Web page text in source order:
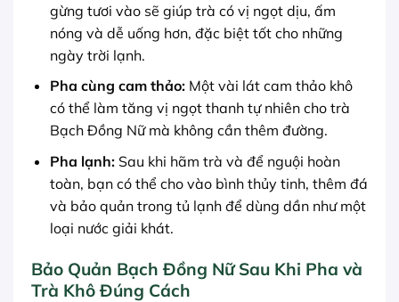
gừng tươi vào sẽ giúp trà có vị ngọt dịu, ấm
nóng và dễ uống hơn, đặc biệt tốt cho những
ngày trời lạnh.
Pha cùng cam thảo:Một vài lát cam thảo khô
có thể làm tăng vị ngọt thanh tự nhiên cho trà
Bạch Đồng Nữ mà không cần thêm đường.
Pha lạnh:Sau khi hãm trà và để nguội hoàn
toàn, bạn có thể cho vào bình thủy tinh, thêm đá
và bảo quản trong tủ lạnh để dùng dần như một
loại nước giải khát.
Bảo Quản Bạch Đồng Nữ Sau Khi Pha và
Trà Khô Đúng Cách